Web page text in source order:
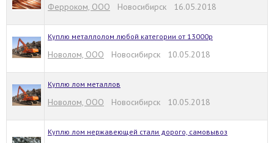
Ферроком, ООО Новосибирск 16.05.2018
Куплю металлолом любой категории от 13000р
Новолом, ООО Новосибирск 10.05.2018
Куплю лом металлов
Новолом, ООО Новосибирск 10.05.2018
Куплю лом нержавеющей стали дорого, самовывоз